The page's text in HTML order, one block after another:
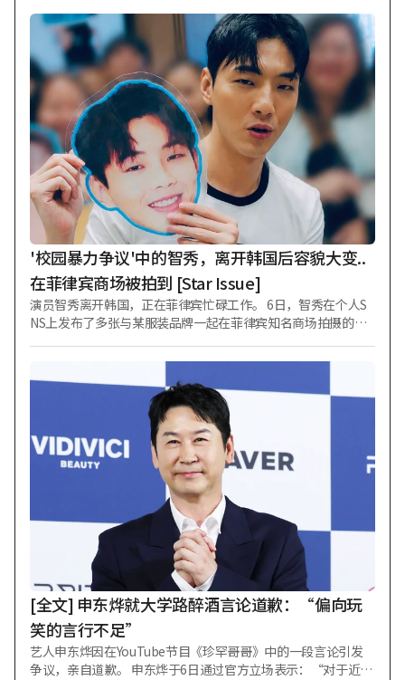
的多个问题。关于自己的身高和体重，她表示：“身高166厘
米，目前体重47公斤。最近瘦了一点。” 当被问及今年买到的
“宝藏好物”时，她回答是“充电宝”，并提到女儿泰伊（Tae
-i）使用得太频繁导致弄脏了。 "面对无礼地指责他人的人该如
何应对？”这一问题出现后，金秀美回答：“我觉得必须切断
那些给自己带来伤害、压力和无礼对待的人，不管对方是
谁。” 当被问及“喜欢年上、同龄还是年下”时，金秀美表
示：“应该喜欢年下的吧。我决定以后就找年下的了。”随后
她用手遮住了脸，迅速跳到了下一个问题。 另一方面，金秀美
与比她小两岁的嘻哈组合Dynamic Duo成员开哥于2011年结
婚，育有一子一女，但已于今年1月传出婚姻破裂的消息。
'校园暴力争议'中的智秀，离开韩国后容貌大变..
在菲律宾商场被拍到 [Star Issue]
演员智秀离开韩国，正在菲律宾忙碌工作。 6日，智秀在个人S
NS上发布了多张与某服装品牌一起在菲律宾知名商场拍摄的照
挥手致意，露出灿烂笑容。她身穿白色T恤搭配休闲深色牛仔夹
克，尽管装扮朴素自然，却凭借高挑的身材和特有的明朗眼笑
与粉丝互动。 她还手持印有自己大幅头像、看似粉丝所赠的扇
子，留下了认证照。其视觉形象与在韩国活动时大不相同，引
人注目。 此前，智秀在2021年3月KBS 2TV电视剧《月亮升起的
河流》播出至第6集时，卷入校园暴力嫌疑风波。此后，智秀承
认部分加害事实，从《月亮升起的河流》中退出。制作公司从
第7集起启用罗人友作为替身进行重拍。 最终，制作公司向智秀
当时的经纪公司KEYSTONE提起诉讼，要求赔偿因重拍产生的
额外制作费等共计30亿韩元。一审认定KEYSTONE需承担损害
赔偿责任，判决其支付约14亿2000万韩元。但在二审中，法院
重新评估了损失金额等，将赔偿额降至约8亿8000万韩元。 此
后，KEYSTONE向最高法院提起上诉，但上月撤回上诉，二审
判决因此正式生效。
[全文] 申东烨就大学路醉酒言论道歉：“偏向玩
笑的言行不足”
艺人申东烨因在YouTube节目《珍罕哥哥》中的一段言论引发
争议，亲自道歉。 申东烨于6日通过官方立场表示：“对于近期